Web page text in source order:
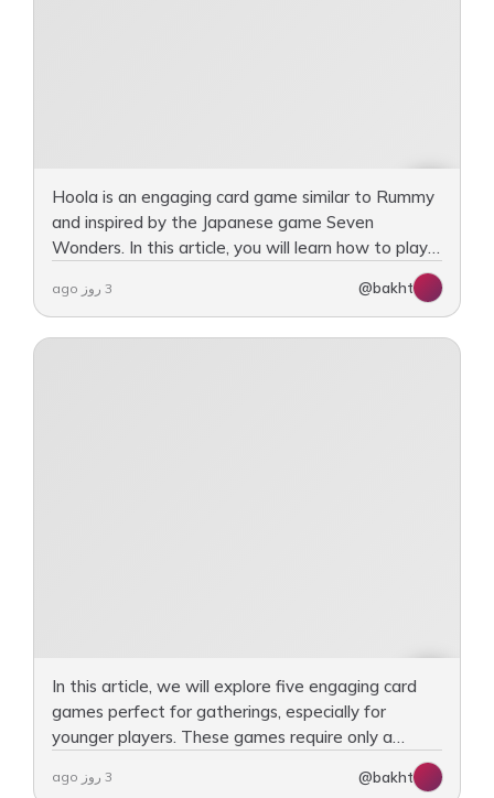
Hoola is an engaging card game similar to Rummy
and inspired by the Japanese game Seven
Wonders. In this article, you will learn how to play
gameplay procedures.…
@bakht 3 روز ago
In this article, we will explore five engaging card
games perfect for gatherings, especially for
younger players. These games require only a
standard deck of cards and can provide hours of
fun. We’ll go…
@bakht 3 روز ago